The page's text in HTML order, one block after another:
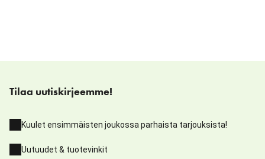
Tilaa uutiskirjeemme!
Kuulet ensimmäisten joukossa parhaista tarjouksista!
Uutuudet & tuotevinkit